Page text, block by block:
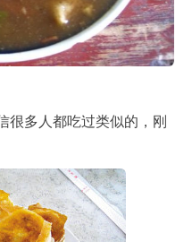
很多人都吃过类似的，刚